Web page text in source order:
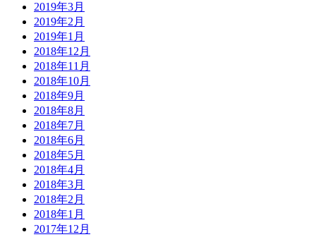
2019年3月
2019年2月
2019年1月
2018年12月
2018年11月
2018年10月
2018年9月
2018年8月
2018年7月
2018年6月
2018年5月
2018年4月
2018年3月
2018年2月
2018年1月
2017年12月